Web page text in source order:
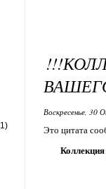
Воскресенье, 30
Это цитата